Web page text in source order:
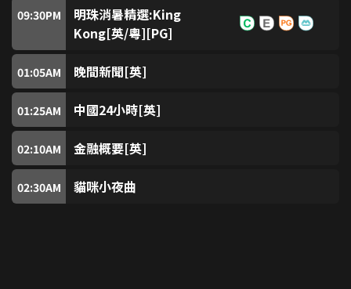
203 天映經典頻道
204
206 PopC
207 Action Hollywood Movies (免費)
09:30PM
明珠消暑精選:King
Kong[英/粵][PG]
01:05AM 晚間新聞[英]
01:25AM 中國24小時[英]
02:10AM 金融概要[英]
02:30AM 貓咪小夜曲